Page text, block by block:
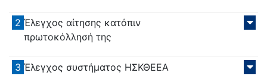
2 Έλεγχος αίτησης κατόπιν
πρωτοκόλλησή της
3 Έλεγχος συστήματος ΗΣΚΘΕΕΑ